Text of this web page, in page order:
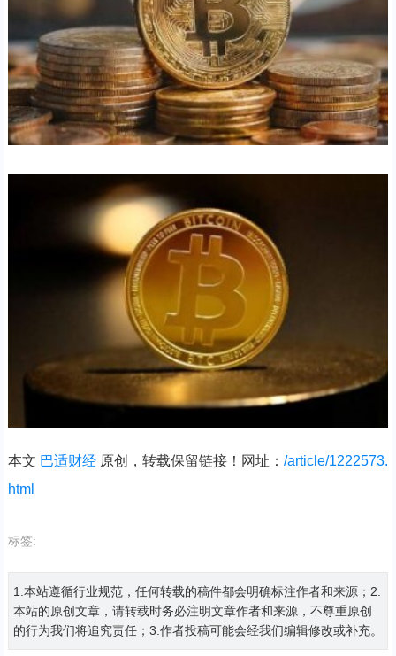
本文 巴适财经原创，转载保留链接！网址： /article/1222573.
html
标签:
1.本站遵循行业规范，任何转载的稿件都会明确标注作者和来源；2.
本站的原创文章，请转载时务必注明文章作者和来源，不尊重原创
的行为我们将追究责任；3.作者投稿可能会经我们编辑修改或补充。